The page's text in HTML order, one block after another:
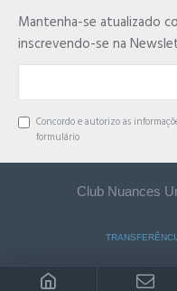
Mantenha-se atualizado
inscrevendo-se na
Concordo e autorizo as
formulário
Club Nuances